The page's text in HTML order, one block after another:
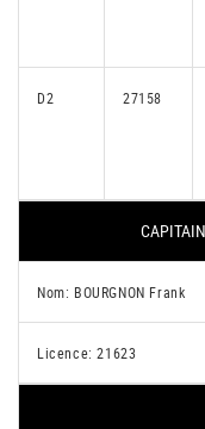
D2 27158
Nom: BOURGNON Frank
Licence: 21623